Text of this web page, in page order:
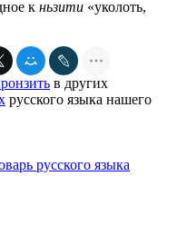
к ньзити «уколоть,
в других
русского языка нашего
русского языка